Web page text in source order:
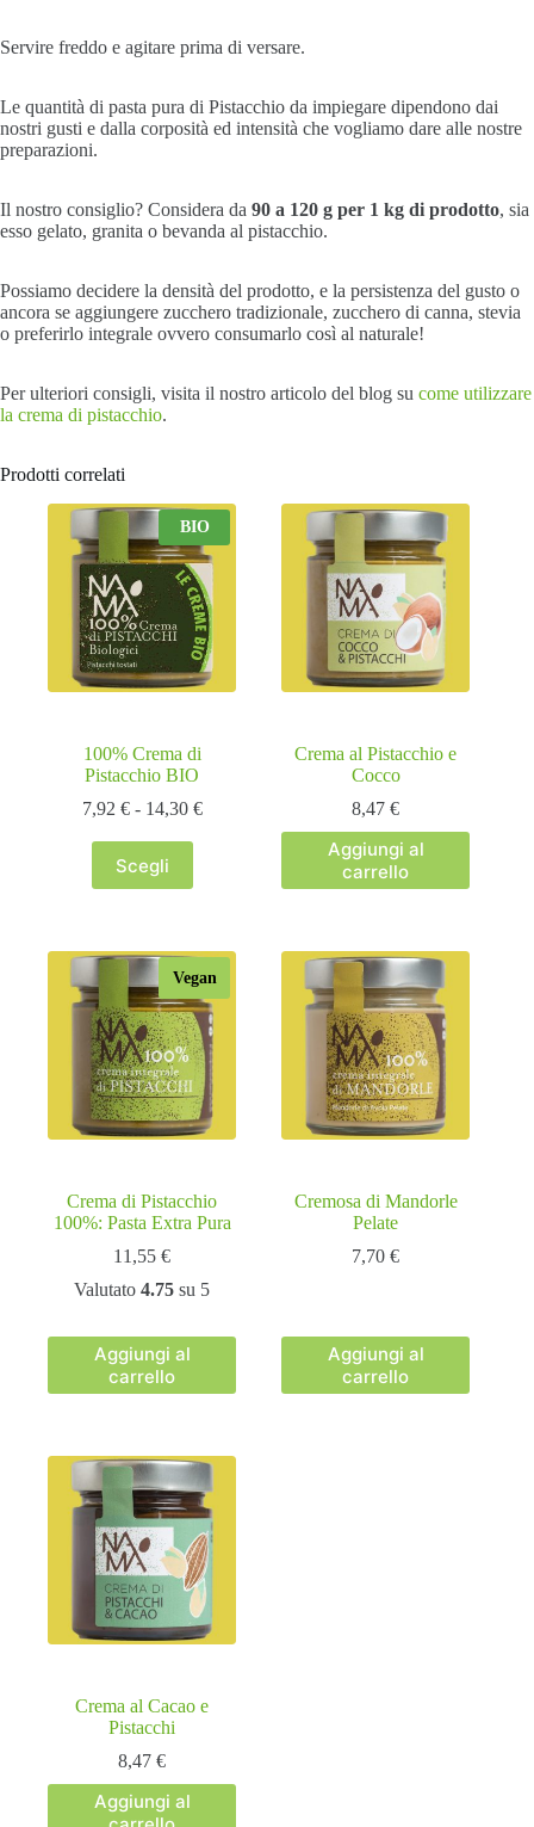
Servire freddo e agitare prima di versare.
Le quantità di pasta pura di Pistacchio da impiegare dipendono dai
nostri gusti e dalla corposità ed intensità che vogliamo dare alle nostre
preparazioni.
Il nostro consiglio? Considera da 90 a 120 g per 1 kg di prodotto, sia
esso gelato, granita o bevanda al pistacchio.
Possiamo decidere la densità del prodotto, e la persistenza del gusto o
ancora se aggiungere zucchero tradizionale, zucchero di canna, stevia
o preferirlo integrale ovvero consumarlo così al naturale!
Per ulteriori consigli, visita il nostro articolo del blog su come utilizzare
la crema di pistacchio.
Prodotti correlati
BIO
100% Crema di
Pistacchio BIO
7,92 € - 14,30 €Fascia
Scegli
Questo
prodotto
varianti.
Le
opzioni
possono
essere
scelte
nella
pagina
del
Crema al Pistacchio e
Cocco
8,47€
Aggiungi al
carrello
Vegan
Crema di Pistacchio
100%: Pasta Extra Pura
11,55€
Valutato4.75 su 5
Aggiungi al
carrello
Cremosa di Mandorle
Pelate
7,70€
Aggiungi al
carrello
Crema al Cacao e
Pistacchi
8,47€
Aggiungi al